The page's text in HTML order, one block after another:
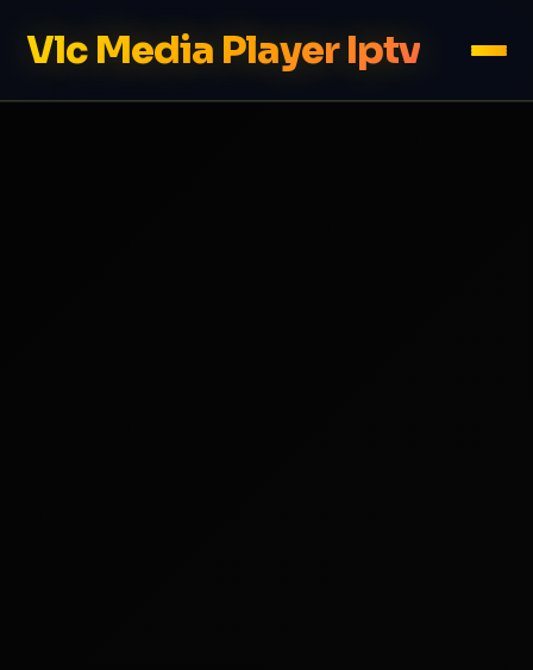
Vlc Media Player Iptv